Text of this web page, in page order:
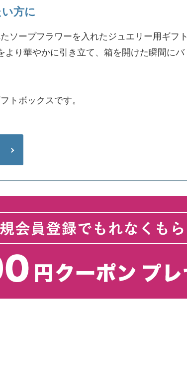
方に
ソープフラワーを入れたジュエリー用ギフト
より華やかに引き立て、箱を開けた瞬間にバ
トボックスです。